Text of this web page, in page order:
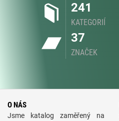
241
KATEGORIÍ
37
ZNAČEK
O NÁS
Jsme katalog zaměřený na